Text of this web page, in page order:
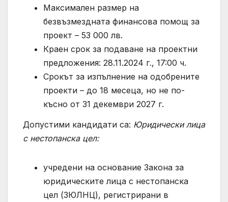
Максимален размер на
безвъзмездната финансова помощ за
проект – 53 000 лв.
Краен срок за подаване на проектни
предложения: 28.11.2024 г., 17:00 ч.
Срокът за изпълнение на одобрените
проекти – до 18 месеца, но не по-
късно от 31 декември 2027 г.
Допустими кандидати са: Юридически лица
с нестопанска цел:
учредени на основание Закона за
юридическите лица с нестопанска
цел (ЗЮЛНЦ), регистрирани в